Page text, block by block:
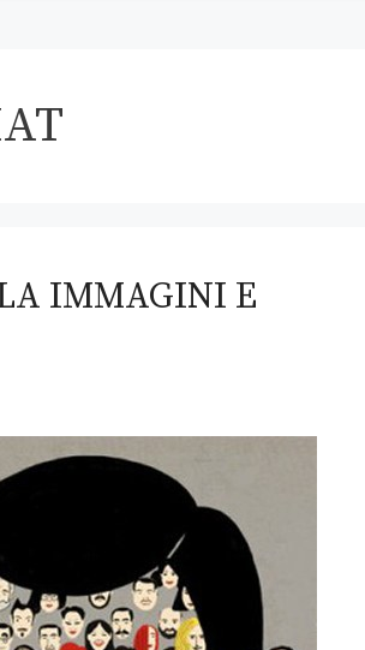
IMMAGINI E